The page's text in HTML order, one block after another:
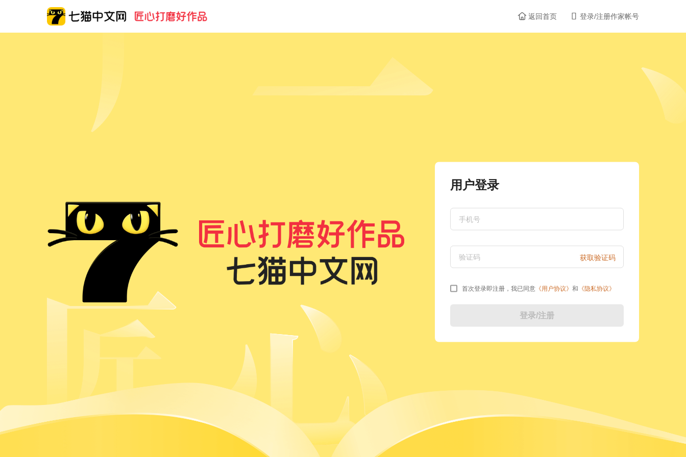
 返回首页  登录/注册作家帐号
用户登录
手机号
验证码 获取验证码
首次登录即注册，我已同意 《用户协议》 和 《隐私协议》
登录/注册